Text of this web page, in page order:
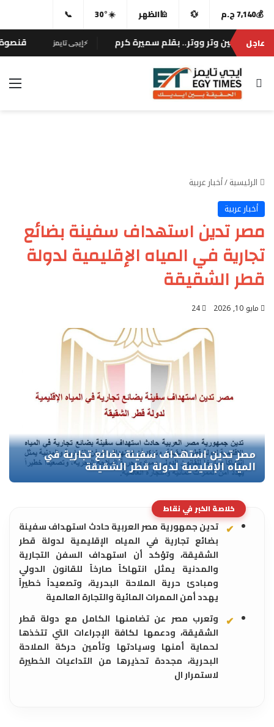
💰7,140 ج.م 💱
🕌الظهر ☀️
30°
📞
عاجل
بين وتر ووتر.. بقلم سميرة كرم ⚡إيجى تايمز قنصوة يلتقي
بحث عن
الرئيسية/أخبار عربية
أخبار عربية
مصر تدين استهداف سفينة بضائع
تجارية في المياه الإقليمية لدولة
قطر الشقيقة
مايو 10, 2026 24
خلاصة الخبر في نقاط
تدين جمهورية مصر العربية حادث استهداف سفينة
بضائع تجارية في المياه الإقليمية لدولة قطر
الشقيقة، وتؤكد أن استهداف السفن التجارية
والمدنية يمثل انتهاكاً صارخاً للقانون الدولي
ومبادئ حرية الملاحة البحرية، وتصعيداً خطيراً
يهدد أمن الممرات المائية والتجارة العالمية
وتعرب مصر عن تضامنها الكامل مع دولة قطر
الشقيقة، ودعمها لكافة الإجراءات التي تتخذها
لحماية أمنها وسيادتها وتأمين حركة الملاحة
البحرية، مجددة تحذيرها من التداعيات الخطيرة
لاستمرار ال